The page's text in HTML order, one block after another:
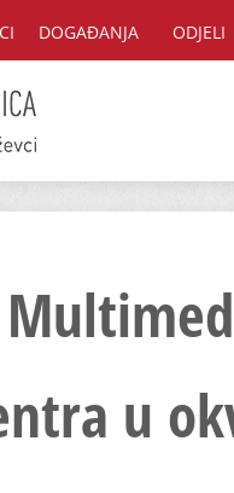
DOGAĐANJA ODJELI
u